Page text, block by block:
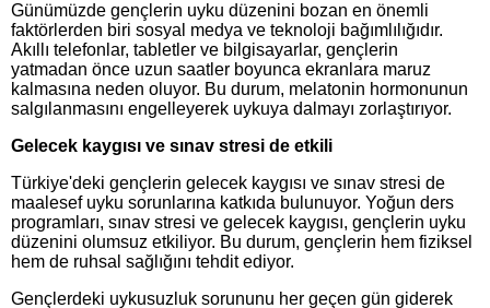
Günümüzde gençlerin uyku düzenini bozan en önemli
faktörlerden biri sosyal medya ve teknoloji bağımlılığıdır.
Akıllı telefonlar, tabletler ve bilgisayarlar, gençlerin
yatmadan önce uzun saatler boyunca ekranlara maruz
kalmasına neden oluyor. Bu durum, melatonin hormonunun
salgılanmasını engelleyerek uykuya dalmayı zorlaştırıyor.
Gelecek kaygısı ve sınav stresi de etkili
Türkiye'deki gençlerin gelecek kaygısı ve sınav stresi de
maalesef uyku sorunlarına katkıda bulunuyor. Yoğun ders
programları, sınav stresi ve gelecek kaygısı, gençlerin uyku
düzenini olumsuz etkiliyor. Bu durum, gençlerin hem fiziksel
hem de ruhsal sağlığını tehdit ediyor.
Gençlerdeki uykusuzluk sorununu her geçen gün giderek